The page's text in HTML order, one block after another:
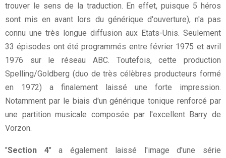
trouver le sens de la traduction. En effet, puisque 5 héros
sont mis en avant lors du générique d'ouverture), n'a pas
connu une très longue diffusion aux Etats-Unis. Seulement
33 épisodes ont été programmés entre février 1975 et avril
1976 sur le réseau ABC. Toutefois, cette production
Spelling/Goldberg (duo de très célèbres producteurs formé
en 1972) a finalement laissé une forte impression.
Notamment par le biais d'un générique tonique renforcé par
une partition musicale composée par l'excellent Barry de
Vorzon.
"Section 4" a également laissé l'image d'une série